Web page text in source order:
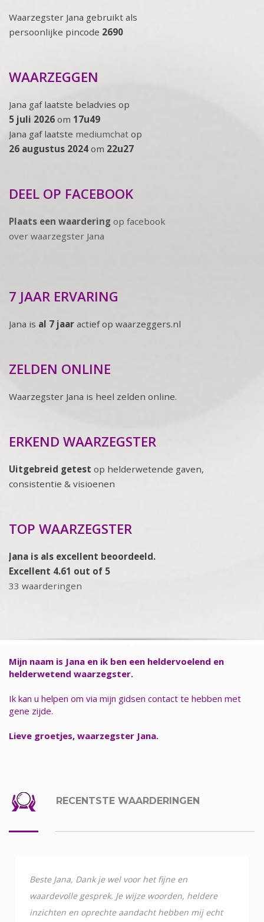
Waarzegster Jana gebruikt als
persoonlijke pincode 2690
WAARZEGGEN
Jana gaf laatste beladvies op
5 juli 2026 om 17u49
Jana gaf laatste mediumchat op
26 augustus 2024 om 22u27
DEEL OP FACEBOOK
Plaats een waardering op facebook
over waarzegster Jana
7 JAAR ERVARING
Jana is al 7 jaar actief op waarzeggers.nl
ZELDEN ONLINE
Waarzegster Jana is heel zelden online.
ERKEND WAARZEGSTER
Uitgebreid getest op helderwetende gaven,
consistentie & visioenen
TOP WAARZEGSTER
Jana is als excellent beoordeeld.
Excellent 4.61 out of 5
33 waarderingen
Mijn naam is Jana en ik ben een heldervoelend en
helderwetend waarzegster.
Ik kan u helpen om via mijn gidsen contact te hebben met
gene zijde.
Lieve groetjes, waarzegster Jana.
RECENTSTE WAARDERINGEN
Beste Jana, Dank je wel voor het fijne en
waardevolle gesprek. Je wijze woorden, heldere
inzichten en oprechte aandacht hebben mij echt